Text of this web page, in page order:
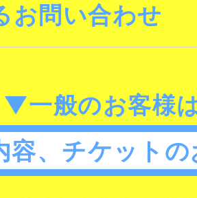
お問い合わせ
▼一般のお客様
容、チケット